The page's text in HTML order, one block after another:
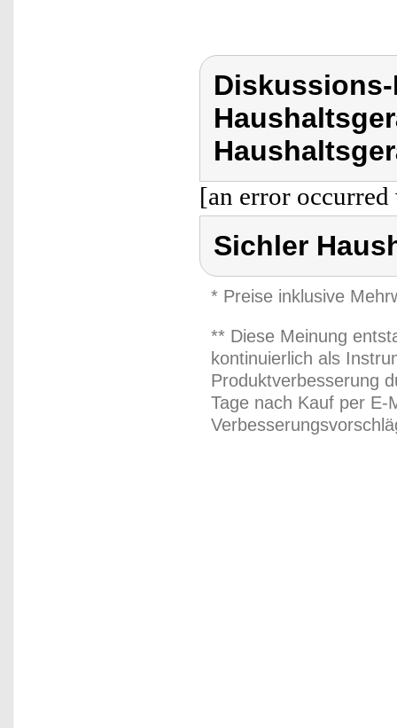
[an error
Sichler
* Preise inklusive
** Diese Meinung
kontinuierlich als
Produktverbesserung
Tage nach Kauf per E-